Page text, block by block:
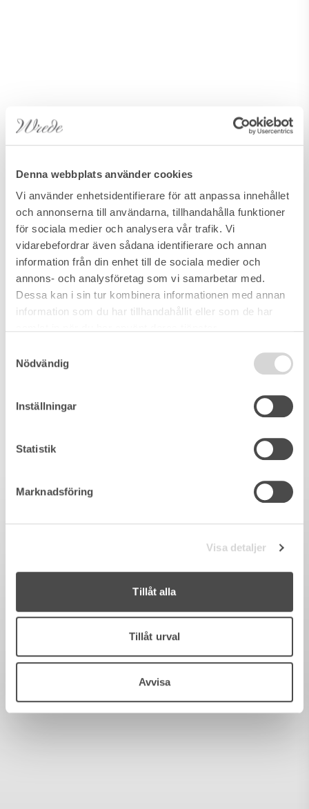
Denna webbplats använder cookies
Vi använder enhetsidentifierare för att anpassa innehållet
och annonserna till användarna, tillhandahålla funktioner
för sociala medier och analysera vår trafik. Vi
vidarebefordrar även sådana identifierare och annan
information från din enhet till de sociala medier och
annons- och analysföretag som vi samarbetar med.
Dessa kan i sin tur kombinera informationen med annan
information som du har tillhandahållit eller som de har
Nödvändig
Inställningar
Statistik
Marknadsföring
Visa detaljer
Tillåt alla
Tillåt urval
Avvisa